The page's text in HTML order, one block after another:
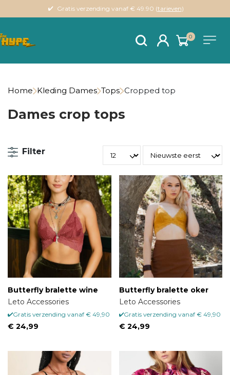
Gratis verzending vanaf € 49.90 (tarieven)
0
Home Kleding Dames Tops Cropped top
Dames crop tops
Filter
Butterfly bralette wine
Leto Accessories
Gratis verzending vanaf € 49,90
€ 24,99
Butterfly bralette oker
Leto Accessories
Gratis verzending vanaf € 49,90
€ 24,99